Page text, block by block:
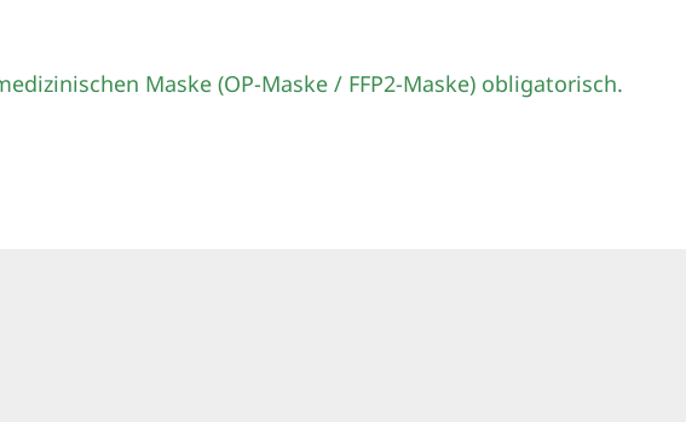
Maske (OP-Maske / FFP2-Maske) obligatorisch.